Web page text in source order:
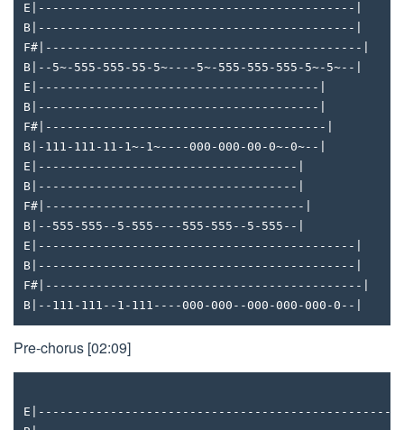
E|--------------------------------------------|
B|--------------------------------------------|
F#|--------------------------------------------|
B|--5~-555-555-55-5~----5~-555-555-555-5~-5~--|
E|---------------------------------------|
B|---------------------------------------|
F#|---------------------------------------|
B|-111-111-11-1~-1~----000-000-00-0~-0~--|
E|------------------------------------|
B|------------------------------------|
F#|------------------------------------|
B|--555-555--5-555----555-555--5-555--|
E|--------------------------------------------|
B|--------------------------------------------|
F#|--------------------------------------------|
B|--111-111--1-111----000-000--000-000-000-0--|
Pre-chorus [02:09]